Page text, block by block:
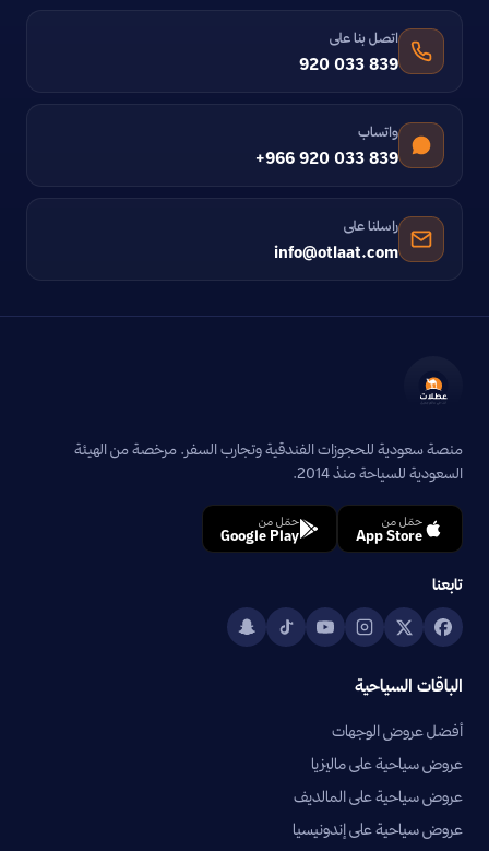
اتصل بنا على
920 033 839
واتساب
+966 920 033 839
راسلنا على
info@otlaat.com
منصة سعودية للحجوزات الفندقية وتجارب السفر. مرخصة من الهيئة
السعودية للسياحة منذ 2014.
حمّل من
App Store
حمّل من
Google Play
تابعنا
الباقات السياحية
أفضل عروض الوجهات
عروض سياحية على ماليزيا
عروض سياحية على المالديف
عروض سياحية على إندونيسيا